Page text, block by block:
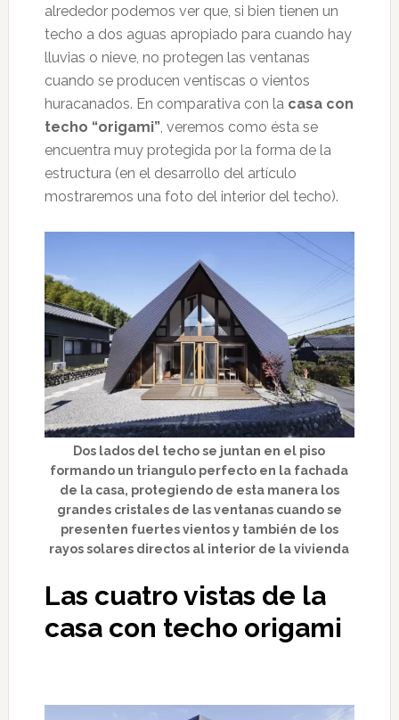
alrededor podemos ver que, si bien tienen un
techo a dos aguas apropiado para cuando hay
lluvias o nieve, no protegen las ventanas
cuando se producen ventiscas o vientos
huracanados. En comparativa con la casa con
techo “origami”, veremos como ésta se
encuentra muy protegida por la forma de la
estructura (en el desarrollo del artículo
mostraremos una foto del interior del techo).
Dos lados del techo se juntan en el piso
formando un triangulo perfecto en la fachada
de la casa, protegiendo de esta manera los
grandes cristales de las ventanas cuando se
presenten fuertes vientos y también de los
rayos solares directos al interior de la vivienda
Las cuatro vistas de la
casa con techo origami